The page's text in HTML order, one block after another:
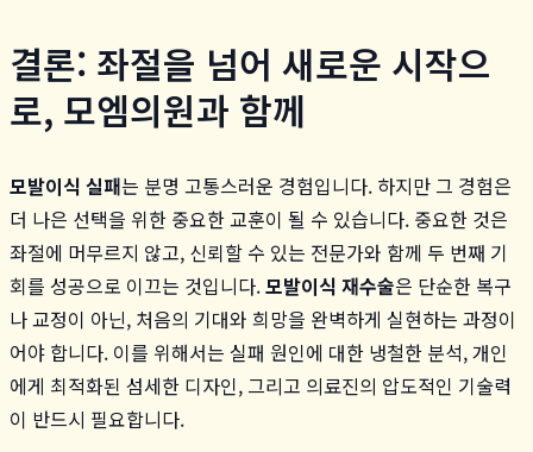
결론: 좌절을 넘어 새로운 시작으
로, 모엠의원과 함께
모발이식 실패는 분명 고통스러운 경험입니다. 하지만 그 경험은
더 나은 선택을 위한 중요한 교훈이 될 수 있습니다. 중요한 것은
좌절에 머무르지 않고, 신뢰할 수 있는 전문가와 함께 두 번째 기
회를 성공으로 이끄는 것입니다.모발이식 재수술은 단순한 복구
나 교정이 아닌, 처음의 기대와 희망을 완벽하게 실현하는 과정이
어야 합니다. 이를 위해서는 실패 원인에 대한 냉철한 분석, 개인
에게 최적화된 섬세한 디자인, 그리고 의료진의 압도적인 기술력
이 반드시 필요합니다.